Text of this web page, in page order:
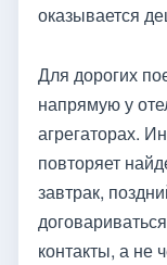
оказывается
Для дорогих
напрямую у
агрегаторах.
повторяет
завтрак,
контакты, а не